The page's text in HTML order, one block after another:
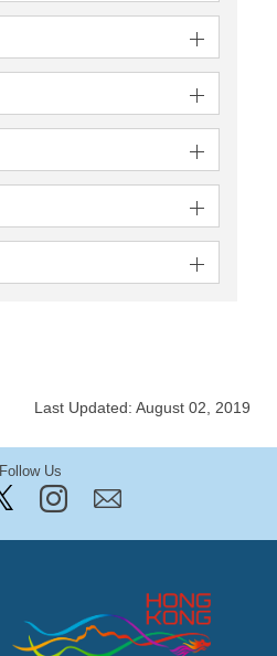
Last Updated: August 02, 2019
Follow Us